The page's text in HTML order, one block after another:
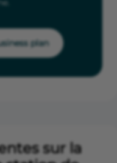
plan
sur la